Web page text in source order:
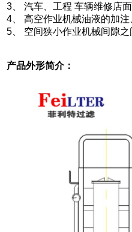
3、 汽车、工程 车辆维修店面
4、 高空作业机械油液的加注
5、 空间狭小作业机械间隙之
产品外形简介：